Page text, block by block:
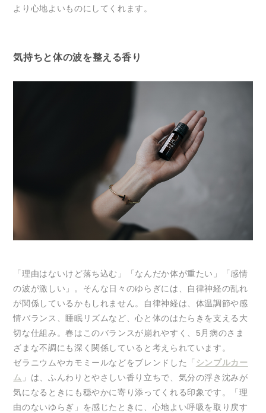
より心地よいものにしてくれます。
気持ちと体の波を整える香り
「理由はないけど落ち込む」「なんだか体が重たい」「感情
の波が激しい」。そんな日々のゆらぎには、自律神経の乱れ
が関係しているかもしれません。自律神経は、体温調節や感
情バランス、睡眠リズムなど、心と体のはたらきを支える大
切な仕組み。春はこのバランスが崩れやすく、5月病のさま
ざまな不調にも深く関係していると考えられています。
ゼラニウムやカモミールなどをブレンドした「 シンプルカー
ム 」は、ふんわりとやさしい香り立ちで、気分の浮き沈みが
気になるときにも穏やかに寄り添ってくれる印象です。「理
由のないゆらぎ」を感じたときに、心地よい呼吸を取り戻す